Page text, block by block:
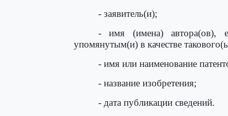
- заявитель(и);
- имя (имена) автора(ов),
упомянутым(и) в качестве
- имя или наименование
- название изобретения;
- дата публикации сведений.